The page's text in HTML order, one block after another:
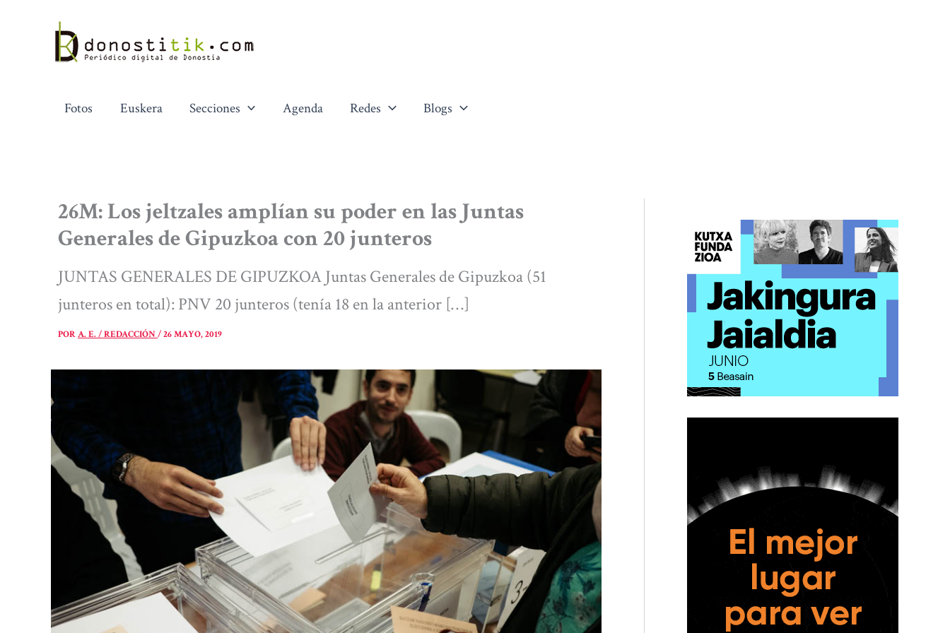
contenido
Fotos Euskera Secciones Agenda Redes Blogs
26M: Los jeltzales amplían su poder en las Juntas
Generales de Gipuzkoa con 20 junteros
JUNTAS GENERALES DE GIPUZKOA Juntas Generales de Gipuzkoa (51
junteros en total): PNV 20 junteros (tenía 18 en la anterior […]
PORA. E. / REDACCIÓN/26 MAYO, 2019